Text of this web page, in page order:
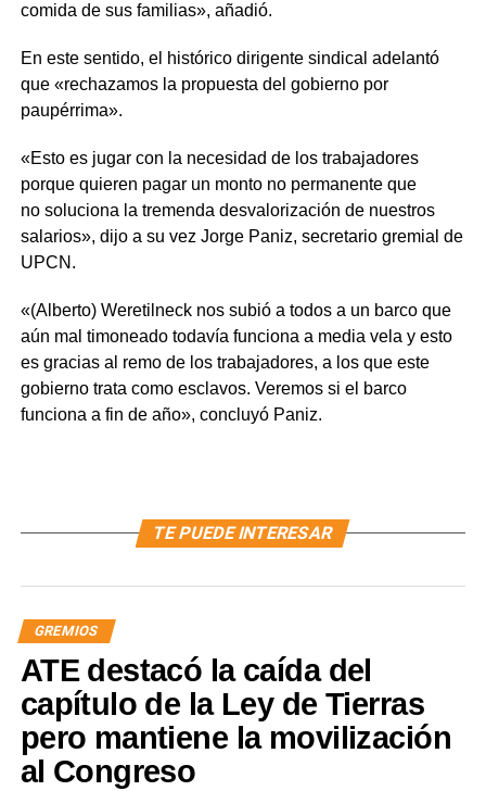
comida de sus familias», añadió.
En este sentido, el histórico dirigente sindical adelantó
que «rechazamos la propuesta del gobierno por
paupérrima».
«Esto es jugar con la necesidad de los trabajadores
porque quieren pagar un monto no permanente que
no soluciona la tremenda desvalorización de nuestros
salarios», dijo a su vez Jorge Paniz, secretario gremial de
UPCN.
«(Alberto) Weretilneck nos subió a todos a un barco que
aún mal timoneado todavía funciona a media vela y esto
es gracias al remo de los trabajadores, a los que este
gobierno trata como esclavos. Veremos si el barco
funciona a fin de año», concluyó Paniz.
TE PUEDE INTERESAR
GREMIOS
ATE destacó la caída del
capítulo de la Ley de Tierras
pero mantiene la movilización
al Congreso